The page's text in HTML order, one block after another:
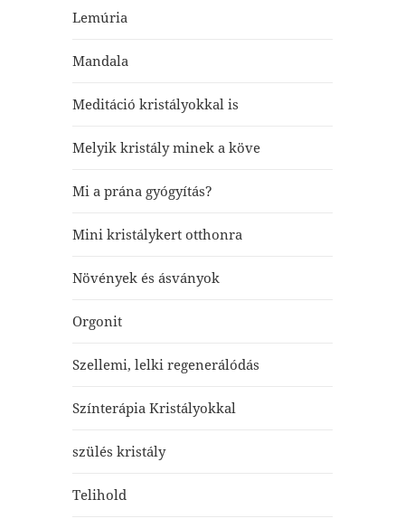
Lemúria
Mandala
Meditáció kristályokkal is
Melyik kristály minek a köve
Mi a prána gyógyítás?
Mini kristálykert otthonra
Növények és ásványok
Orgonit
Szellemi, lelki regenerálódás
Színterápia Kristályokkal
szülés kristály
Telihold